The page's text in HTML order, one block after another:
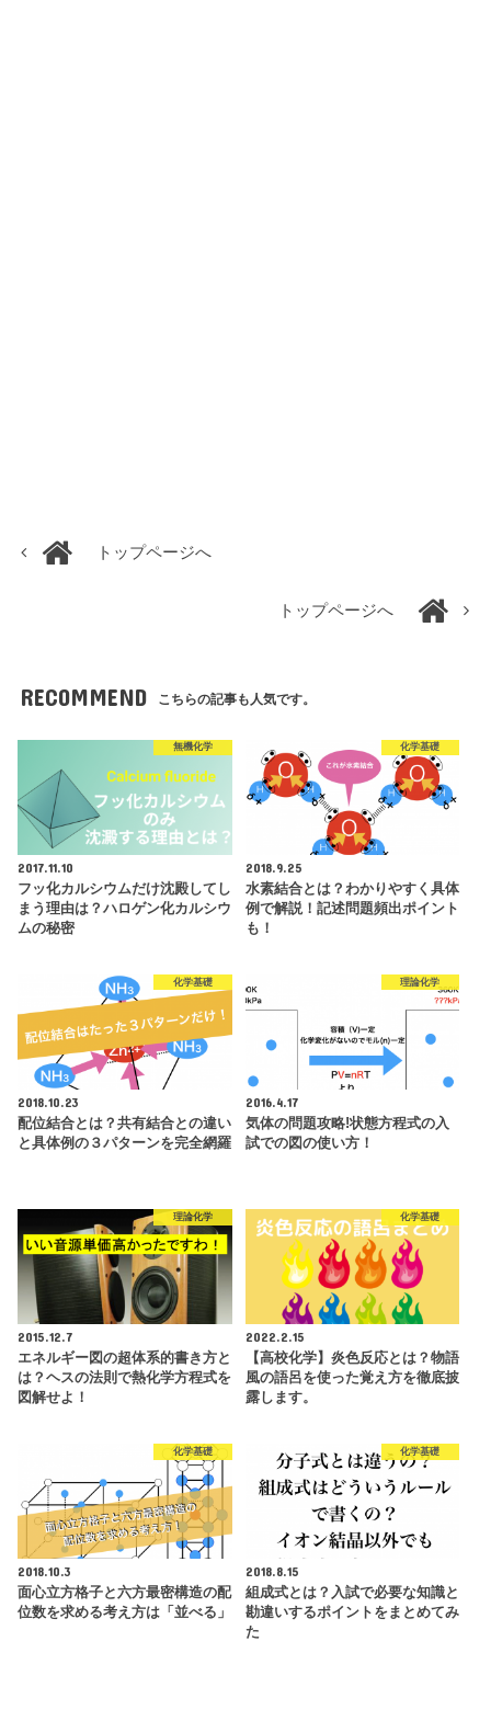
トップページへ
トップページへ
RECOMMEND こちらの記事も人気です。
無機化学
2017.11.10
フッ化カルシウムだけ沈殿してし
まう理由は？ハロゲン化カルシウ
ムの秘密
化学基礎
2018.9.25
水素結合とは？わかりやすく具体
例で解説！記述問題頻出ポイント
も！
化学基礎
2018.10.23
配位結合とは？共有結合との違い
と具体例の３パターンを完全網羅
理論化学
2016.4.17
気体の問題攻略!状態方程式の入
試での図の使い方！
理論化学
2015.12.7
エネルギー図の超体系的書き方と
は？ヘスの法則で熱化学方程式を
図解せよ！
化学基礎
2022.2.15
【高校化学】炎色反応とは？物語
風の語呂を使った覚え方を徹底披
露します。
化学基礎
2018.10.3
面心立方格子と六方最密構造の配
位数を求める考え方は「並べる」
化学基礎
2018.8.15
組成式とは？入試で必要な知識と
勘違いするポイントをまとめてみ
た